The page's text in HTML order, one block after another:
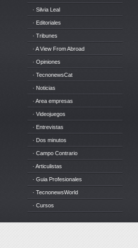
· Silvia Leal
· Editoriales
· Tribunes
· A View From Abroad
· Opiniones
· TecnonewsCat
· Noticias
· Area empresas
· Videojuegos
· Entrevistas
· Dos minutos
· Campo Contrario
· Articulistas
· Guia Profesionales
· TecnonewsWorld
· Cursos